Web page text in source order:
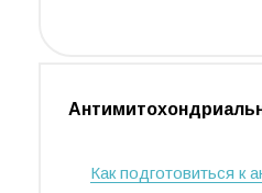
Как подготовиться к